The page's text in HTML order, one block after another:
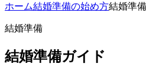
ホーム結婚準備の始め方結婚準
結婚準備
結婚準備ガイド